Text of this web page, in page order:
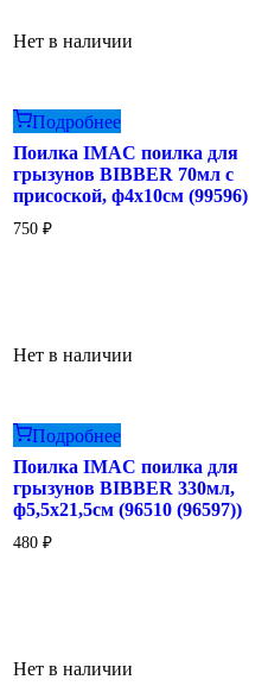
Нет в наличии
Подробнее
Поилка IMAC поилка для
грызунов BIBBER 70мл с
присоской, ф4х10см (99596)
750 ₽
Нет в наличии
Подробнее
Поилка IMAC поилка для
грызунов BIBBER 330мл,
ф5,5х21,5см (96510 (96597))
480 ₽
Нет в наличии